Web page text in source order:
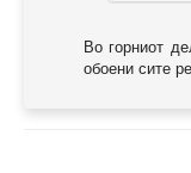
Во горниот
обоени сите